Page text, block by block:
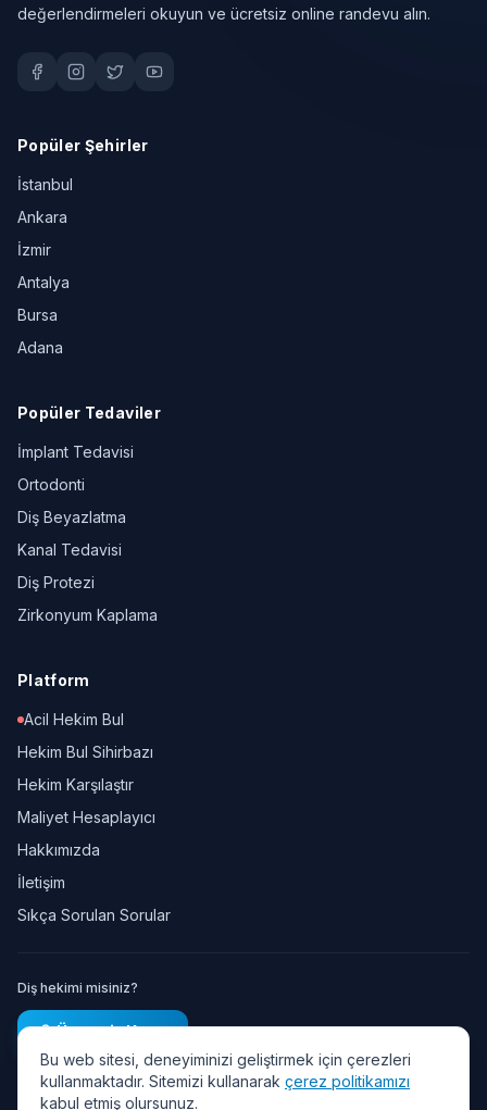
değerlendirmeleri okuyun ve ücretsiz online randevu alın.
Popüler Şehirler
İstanbul
Ankara
İzmir
Antalya
Bursa
Adana
Popüler Tedaviler
İmplant Tedavisi
Ortodonti
Diş Beyazlatma
Kanal Tedavisi
Diş Protezi
Zirkonyum Kaplama
Platform
Acil Hekim Bul
Hekim Bul Sihirbazı
Hekim Karşılaştır
Maliyet Hesaplayıcı
Hakkımızda
İletişim
Sıkça Sorulan Sorular
Diş hekimi misiniz?
Ücretsiz Kayıt
Bu web sitesi, deneyiminizi geliştirmek için çerezleri
kullanmaktadır. Sitemizi kullanarak çerez politikamızı
kabul etmiş olursunuz.